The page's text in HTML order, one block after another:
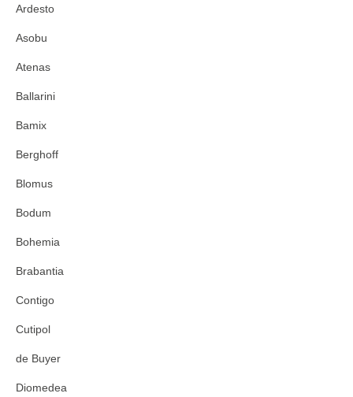
Ardesto
Asobu
Atenas
Ballarini
Bamix
Berghoff
Blomus
Bodum
Bohemia
Brabantia
Contigo
Cutipol
de Buyer
Diomedea